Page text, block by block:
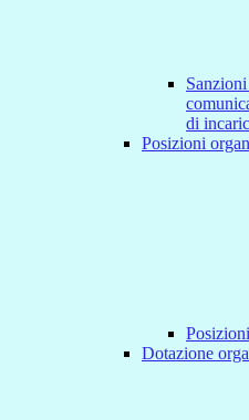
di
Posizioni
Dotazione